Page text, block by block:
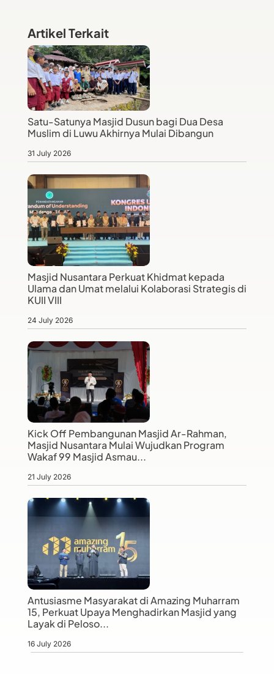
Artikel Terkait
Satu-Satunya Masjid Dusun bagi Dua Desa
Muslim di Luwu Akhirnya Mulai Dibangun
31 July 2026
Masjid Nusantara Perkuat Khidmat kepada
Ulama dan Umat melalui Kolaborasi Strategis di
KUII VIII
24 July 2026
Kick Off Pembangunan Masjid Ar-Rahman,
Masjid Nusantara Mulai Wujudkan Program
Wakaf 99 Masjid Asmau...
21 July 2026
Antusiasme Masyarakat di Amazing Muharram
15, Perkuat Upaya Menghadirkan Masjid yang
Layak di Peloso...
16 July 2026